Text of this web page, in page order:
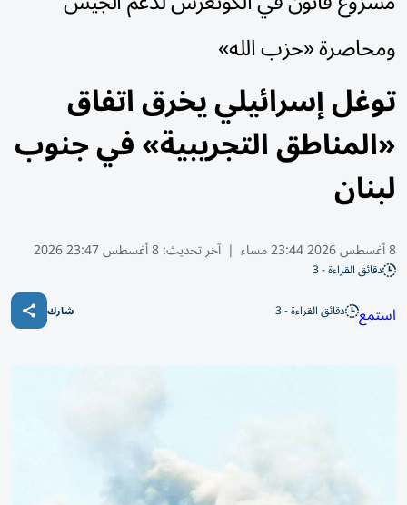
ومحاصرة «حزب الله»
توغل إسرائيلي يخرق اتفاق
«المناطق التجريبية» في جنوب
لبنان
8 أغسطس 2026 23:44 مساء | آخر تحديث:8 أغسطس 23:47 2026
دقائق القراءة - 3
استمع دقائق القراءة - 3 شارك